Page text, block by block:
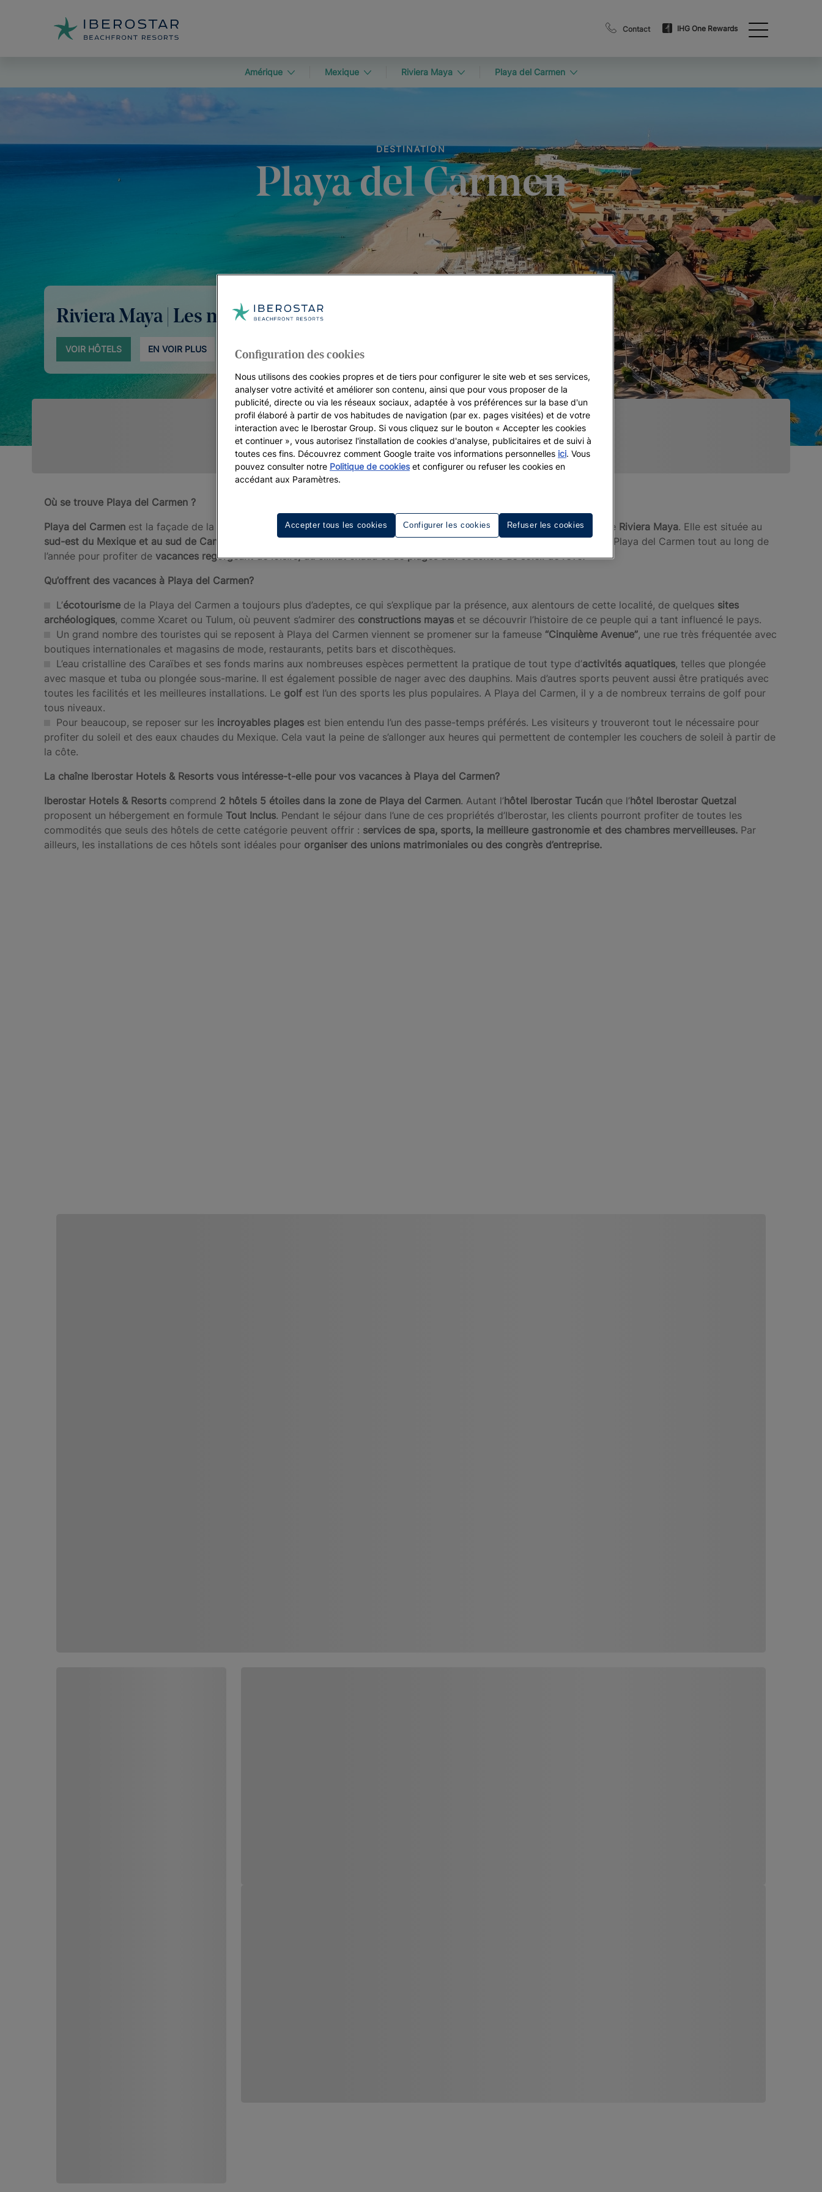
Contact IHG One Rewards
Amérique Mexique Riviera Maya Playa del Carmen
DESTINATION
Playa del Carmen
Riviera Maya | Les meilleurs prix
VOIR HÔTELS EN VOIR PLUS
Où se trouve Playa del Carmen ?
Playa del Carmen est la façade de la municipalité de Solidaridad, auQuintana Roo, dans ce que l’on connait sous le nom de Riviera Maya. Elle est située au
sud-est du Mexique et au sud de Cancún
. Ses presque150.000 habitantscohabitent avec des milliers de touristes visitant Playa del Carmen tout au long de
l’année pour profiter de vacances regorgeant de loisirs, du climat chaud et de plages aux couchers de soleil de rêve.
Qu’offrent des vacances à Playa del Carmen?
L’écotourisme de la Playa del Carmen a toujours plus d’adeptes, ce qui s’explique par la présence, aux alentours de cette localité, de quelques sites
archéologiques, comme Xcaret ou Tulum, où peuvent s’admirer des constructions mayas et se découvrir l’histoire de ce peuple qui a tant influencé le pays.
Un grand nombre des touristes qui se reposent à Playa del Carmen viennent se promener sur la fameuse “Cinquième Avenue”, une rue très fréquentée avec
boutiques internationales et magasins de mode, restaurants, petits bars et discothèques.
L’eau cristalline des Caraïbes et ses fonds marins aux nombreuses espèces permettent la pratique de tout type d’activités aquatiques, telles que plongée
avec masque et tuba ou plongée sous-marine. Il est également possible de nager avec des dauphins. Mais d’autres sports peuvent aussi être pratiqués avec
toutes les facilités et les meilleures installations. Le golf est l’un des sports les plus populaires. A Playa del Carmen, il y a de nombreux terrains de golf pour
tous niveaux.
Pour beaucoup, se reposer sur les incroyables plages est bien entendu l’un des passe-temps préférés. Les visiteurs y trouveront tout le nécessaire pour
profiter du soleil et des eaux chaudes du Mexique. Cela vaut la peine de s’allonger aux heures qui permettent de contempler les couchers de soleil à partir de
la côte.
La chaîne Iberostar Hotels & Resorts vous intéresse-t-elle pour vos vacances à Playa del Carmen?
Iberostar Hotels & Resorts comprend 2 hôtels 5 étoiles dans la zone de Playa del Carmen. Autant l’hôtel Iberostar Tucán que l’hôtel Iberostar Quetzal
proposent un hébergement en formule Tout Inclus. Pendant le séjour dans l’une de ces propriétés d’Iberostar, les clients pourront profiter de toutes les
commodités que seuls des hôtels de cette catégorie peuvent offrir : services de spa, sports, la meilleure gastronomie et des chambres merveilleuses. Par
ailleurs, les installations de ces hôtels sont idéales pour organiser des unions matrimoniales ou des congrès d’entreprise.
Configuration des cookies
Nous utilisons des cookies propres et de tiers pour configurer le site web et ses services,
analyser votre activité et améliorer son contenu, ainsi que pour vous proposer de la
publicité, directe ou via les réseaux sociaux, adaptée à vos préférences sur la base d'un
profil élaboré à partir de vos habitudes de navigation (par ex. pages visitées) et de votre
interaction avec le Iberostar Group. Si vous cliquez sur le bouton « Accepter les cookies
et continuer », vous autorisez l'installation de cookies d'analyse, publicitaires et de suivi à
toutes ces fins. Découvrez comment Google traite vos informations personnelles ici. Vous
pouvez consulter notre Politique de cookieset configurer ou refuser les cookies en
accédant aux Paramètres.
Configurer les cookies Refuser les cookies
Accepter tous les cookies